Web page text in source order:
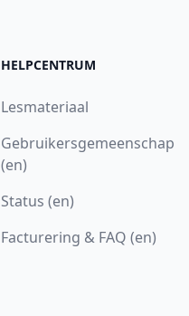
HELPCENTRUM
Lesmateriaal
Gebruikersgemeenschap
(en)
Status (en)
Facturering & FAQ (en)